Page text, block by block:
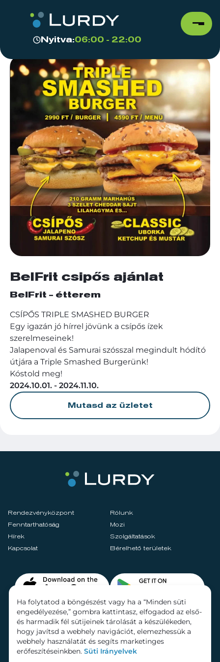
Nyitva:06:00 - 22:00
BelFrit csipős ajánlat
BelFrit - étterem
CSÍPŐS TRIPLE SMASHED BURGER
Egy igazán jó hírrel jövünk a csípős ízek
szerelmeseinek!
Jalapenoval és Samurai szósszal megindult hódító
útjára a Triple Smashed Burgerünk!
Kóstold meg!
2024.10.01. - 2024.11.10.
Mutasd az üzletet
Rendezvényközpont
Rólunk
Fenntarthatóság
Mozi
Hírek
Szolgáltatások
Kapcsolat
Bérelhető területek
Ha folytatod a böngészést vagy ha a “Minden süti
engedélyezése,” gombra kattintasz, elfogadod az első-
és harmadik fél sütijeinek tárolását a készülékeden,
hogy javítsd a webhely navigációt, elemezhessük a
webhely használatát és segíts marketinges
erőfeszítéseinkben. Süti Irányelvek